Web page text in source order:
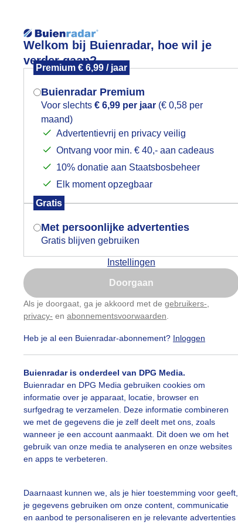
Welkom bij Buienradar, hoe wil je
verder gaan?
Premium € 6,99 / jaar
Buienradar Premium
Voor slechts € 6,99 per jaar (€ 0,58 per
maand)
Advertentievrij en privacy veilig
Ontvang voor min. € 40,- aan cadeaus
10% donatie aan Staatsbosbeheer
Elk moment opzegbaar
Gratis
Met persoonlijke advertenties
Gratis blijven gebruiken
Instellingen
Doorgaan
Als je doorgaat, ga je akkoord met de gebruikers-
privacy- en abonnementsvoorwaarden
Heb je al een Buienradar-abonnement? Inloggen
Buienradar is onderdeel van DPG Media.
Buienradar en DPG Media gebruiken cookies om
informatie over je apparaat, locatie, browser en
surfgedrag te verzamelen. Deze informatie combineren
we met de gegevens die je zelf deelt met ons, zoals
wanneer je een account aanmaakt. Dit doen we om het
gebruik van onze media te analyseren en onze websites
en apps te verbeteren.
Daarnaast kunnen we, als je hier toestemming voor geeft,
je gegevens gebruiken om onze content, communicatie
en aanbod te personaliseren en je relevante advertenties
Foto en video Weerzine
slideshow
Een moment geduld aub...
##terras #bewolking
#duinen #fietser #fietsers
#hittegolf #kinderen #kiters #kurkdroog
#maan #mist
#opklaringen #paraplu
#strakblauwe_lucht #strakblauwelucht
alle categorieën
vragen
Mijn weer
Mogen we je locatie gebruiken voor
het weer?
Indien je hier nog geen akkoord op hebt
gegeven, verschijnt er zo een pop-up uit
je browser waarin deze toestemming
gevraagd wordt.
Is goed, toon de popup
Nu niet, misschien later
Gebruik je Safari en wil je niet elke dag deze pop-up
Klikhierom dit aan te passen